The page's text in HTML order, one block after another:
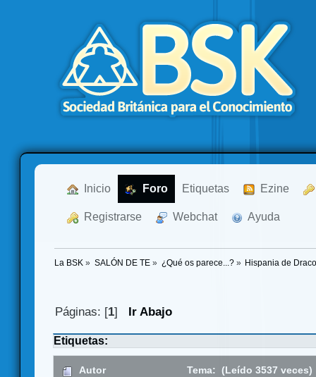
Inicio Foro Etiquetas Ezine
Registrarse Webchat Ayuda
La BSK » SALÓN DE TE » ¿Qué os parece...?» Hispania de
Páginas: [1] Ir Abajo
Etiquetas:
Autor Tema: (Leído 3537 veces)